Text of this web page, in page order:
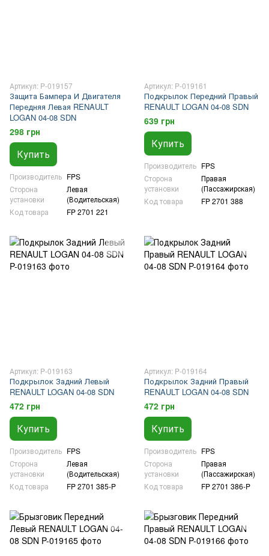
Артикул: P-019157
Защита Бампера И Двигателя
Передняя Левая RENAULT
LOGAN 04-08 SDN
298 грн
Купить
Производитель FPS
Сторона
установки
Левая
(Водительская)
Код товара
FP 2701 221
Артикул: P-019161
Подкрылок Передний Правый
RENAULT LOGAN 04-08 SDN
639 грн
Купить
Производитель FPS
Сторона
установки
Правая
(Пассажирская)
Код товара
FP 2701 388
Артикул: P-019163
Подкрылок Задний Левый
RENAULT LOGAN 04-08 SDN
472 грн
Купить
Производитель FPS
Сторона
установки
Левая
(Водительская)
Код товара
FP 2701 385-P
Артикул: P-019164
Подкрылок Задний Правый
RENAULT LOGAN 04-08 SDN
472 грн
Купить
Производитель FPS
Сторона
установки
Правая
(Пассажирская)
Код товара
FP 2701 386-P